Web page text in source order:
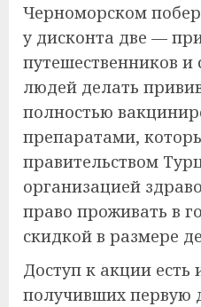
Черноморском
у дисконта две —
путешественников и
людей делать
полностью
препаратами,
правительством
организацией
право проживать в
скидкой в размере
Доступ к акции
получивших первую